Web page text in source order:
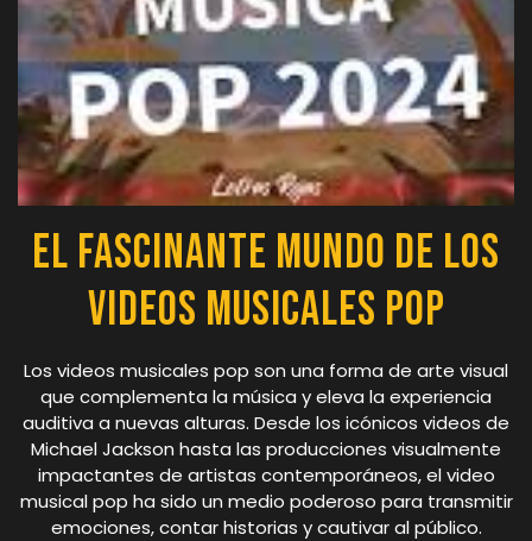
El Fascinante Mundo de los
Videos Musicales Pop
Los videos musicales pop son una forma de arte visual
que complementa la música y eleva la experiencia
auditiva a nuevas alturas. Desde los icónicos videos de
Michael Jackson hasta las producciones visualmente
impactantes de artistas contemporáneos, el video
musical pop ha sido un medio poderoso para transmitir
emociones, contar historias y cautivar al público.